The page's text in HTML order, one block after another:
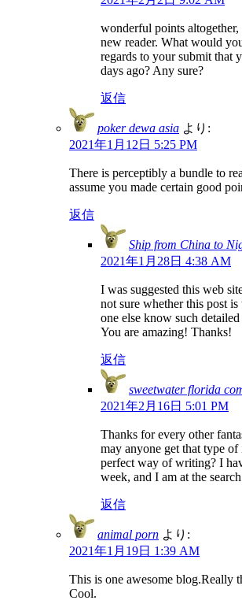
wonderful points
new reader. What would
regards to your submit that
days ago? Any sure?
返信
poker dewa asia より:
2021年1月12日 5:25 PM
There is perceptibly a bundle to
assume you made certain good
返信
Ship from China to
2021年1月28日 4:38 AM
I was suggested this web
not sure whether this post
one else know such
You are amazing! Thanks!
返信
sweetwater florida
2021年2月16日 5:01 PM
Thanks for every other
may anyone get that type
perfect way of writing? I
week, and I am at the
返信
animal porn より:
2021年1月19日 1:39 AM
This is one awesome blog.Really
Cool.